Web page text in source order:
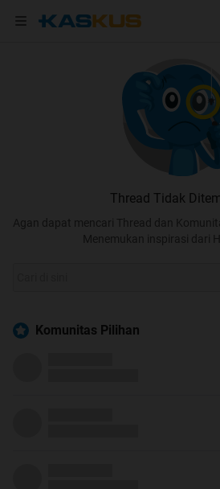
Thread Tidak
Agan dapat mencari Thread dan
Menemukan inspirasi dari
Komunitas Pilihan